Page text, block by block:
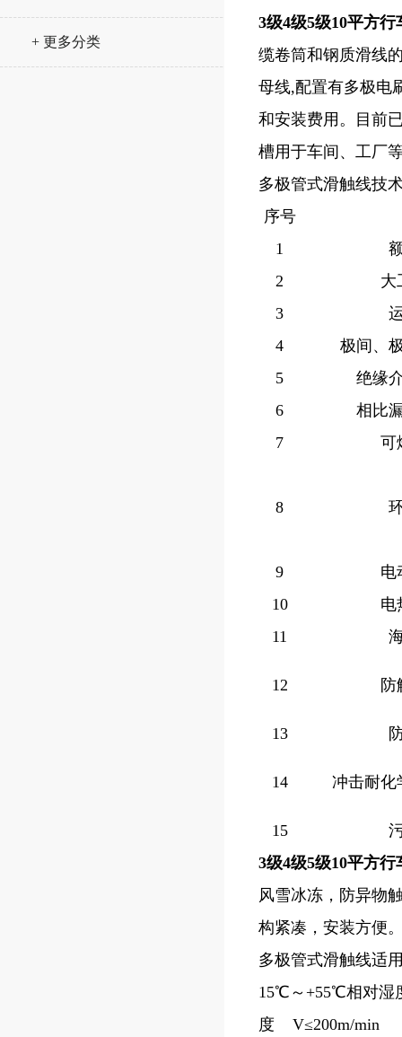
+ 更多分类
3级4级5级10平方
缆卷筒和钢质滑线
母线,配置有多极电
和安装费用。目前
槽用于车间、工厂
多极管式滑触线技
序号
1
2
大
3
4
极间、
5
绝缘
6
相比
7
可
8
9
电
10
电
11
12 防
13
14 冲击耐化
15
3级4级5级10平方
风雪冰冻，防异物
构紧凑，安装方便
多极管式滑触线适
15℃～+55℃相对湿
度 V≤200m/min